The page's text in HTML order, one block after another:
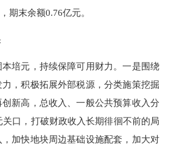
期末余额0.76亿元。
元，持续保障可用财力。一是围绕
，积极拓展外部税源，分类施策挖掘
新高，总收入、一般公共预算收入分
口，打破财政收入长期徘徊不前的局
加快地块周边基础设施配套，加大对